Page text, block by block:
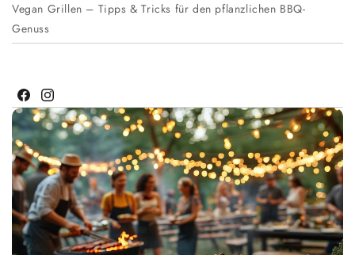
Vegan Grillen – Tipps & Tricks für den pflanzlichen BBQ-
Genuss
Facebook
Instagram